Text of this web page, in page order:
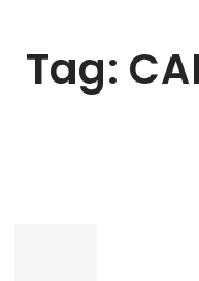
Tag: